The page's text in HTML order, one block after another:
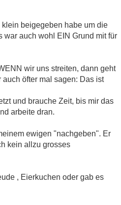
beigegeben habe um die
war auch wohl EIN Grund mit für
wir uns streiten, dann geht
öfter mal sagen: Das ist
und brauche Zeit, bis mir das
arbeite dran.
ewigen "nachgeben". Er
kein allzu grosses
, Eierkuchen oder gab es